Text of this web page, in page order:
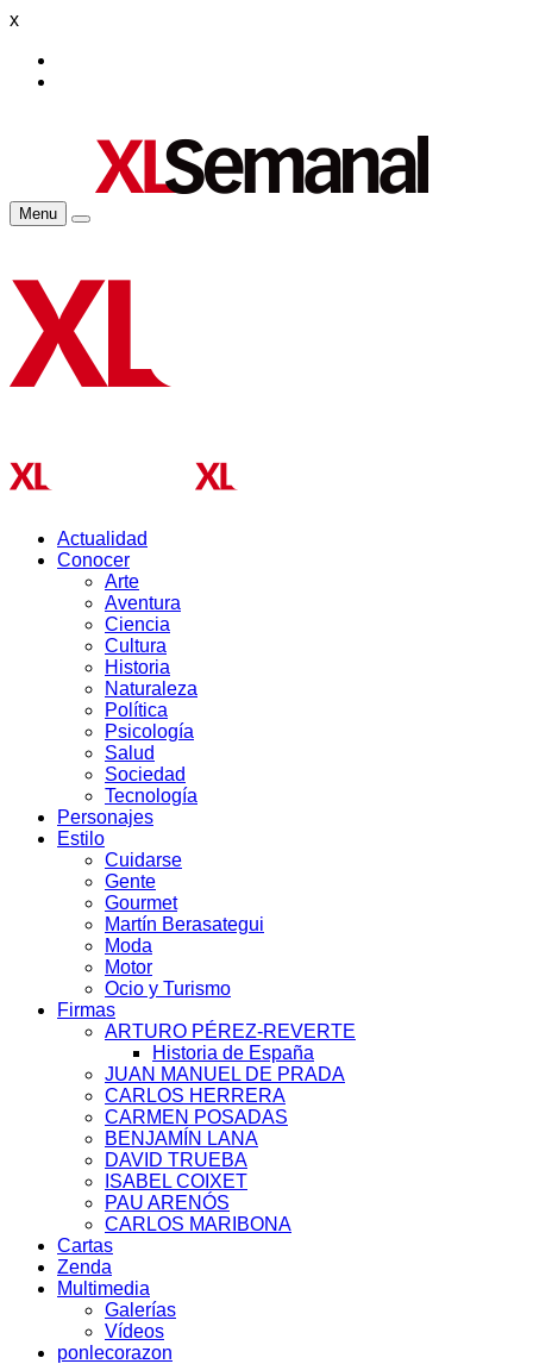
x
Menu
Actualidad
Conocer
Arte
Aventura
Ciencia
Cultura
Historia
Naturaleza
Política
Psicología
Salud
Sociedad
Tecnología
Personajes
Estilo
Cuidarse
Gente
Gourmet
Martín Berasategui
Moda
Motor
Ocio y Turismo
Firmas
ARTURO PÉREZ-REVERTE
Historia de España
JUAN MANUEL DE PRADA
CARLOS HERRERA
CARMEN POSADAS
BENJAMÍN LANA
DAVID TRUEBA
ISABEL COIXET
PAU ARENÓS
CARLOS MARIBONA
Cartas
Zenda
Multimedia
Galerías
Vídeos
ponlecorazon